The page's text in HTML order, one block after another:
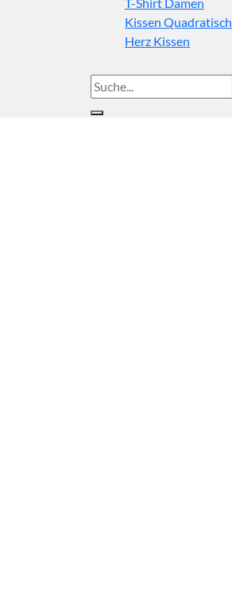
Kissen Quadratisch
Herz Kissen
Suche
nach: